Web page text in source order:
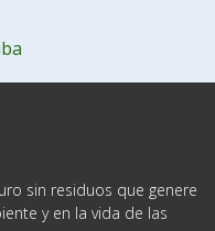
sin residuos que genere
y en la vida de las